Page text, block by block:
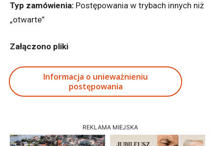
Typ zamówienia: Postępowania w trybach innych niż
„otwarte”
Załączono pliki
Informacja o unieważnieniu
postępowania
REKLAMA MIEJSKA